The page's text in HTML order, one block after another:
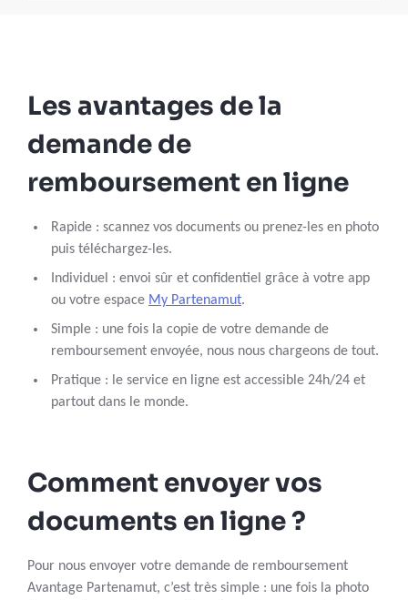
Les avantages de la
demande de
remboursement en ligne
Rapide : scannez vos documents ou prenez-les en photo
puis téléchargez-les.
Individuel : envoi sûr et confidentiel grâce à votre app
ou votre espace My Partenamut.
Simple : une fois la copie de votre demande de
remboursement envoyée, nous nous chargeons de tout.
Pratique : le service en ligne est accessible 24h/24 et
partout dans le monde.
Comment envoyer vos
documents en ligne ?
Pour nous envoyer votre demande de remboursement
Avantage Partenamut, c’est très simple : une fois la photo